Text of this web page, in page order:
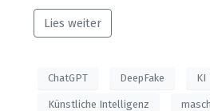
Lies weiter
ChatGPT DeepFake KI
Künstliche Intelligenz